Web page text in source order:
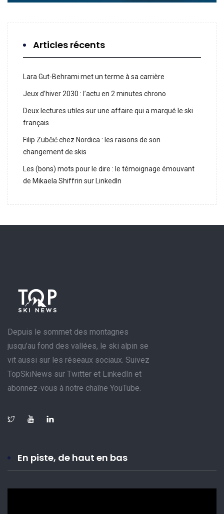
Articles récents
Lara Gut-Behrami met un terme à sa carrière
Jeux d’hiver 2030 : l’actu en 2 minutes chrono
Deux lectures utiles sur une affaire qui a marqué le ski
français
Filip Zubčić chez Nordica : les raisons de son
changement de skis
Les (bons) mots pour le dire : le témoignage émouvant
de Mikaela Shiffrin sur LinkedIn
Depuis le sommet des montagnes
jusqu’au fond des vallées, le ski alpin se
vit aussi sur les réseaux sociaux. Suivez
TopSkiNews sur Twitter et LinkedIn et
abonnez-vous à notre chaîne YouTube.
En piste, de haut en bas